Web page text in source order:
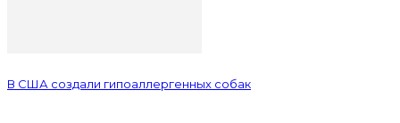
В США создали гипоаллергенных собак